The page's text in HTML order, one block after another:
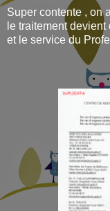
Super contente , on
le traitement
et le service du